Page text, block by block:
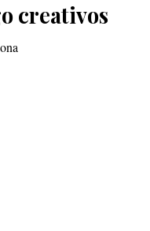
creativos